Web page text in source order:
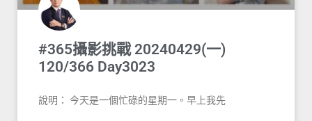
#365攝影挑戰 20240429(一)
120/366 Day3023
說明： 今天是一個忙碌的星期一。早上我先